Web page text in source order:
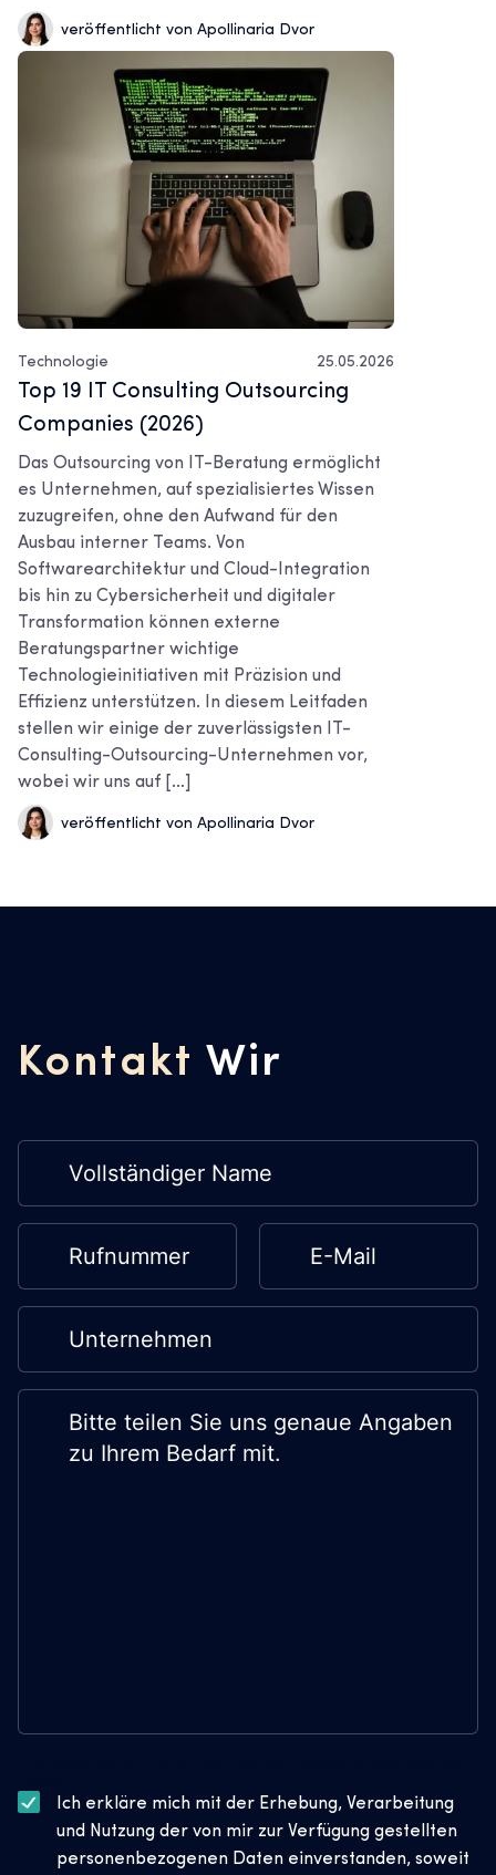
veröffentlicht von Apollinaria Dvor
Technologie 25.05.2026
Top 19 IT Consulting Outsourcing
Companies (2026)
Das Outsourcing von IT-Beratung ermöglicht
es Unternehmen, auf spezialisiertes Wissen
zuzugreifen, ohne den Aufwand für den
Ausbau interner Teams. Von
Softwarearchitektur und Cloud-Integration
bis hin zu Cybersicherheit und digitaler
Transformation können externe
Beratungspartner wichtige
Technologieinitiativen mit Präzision und
Effizienz unterstützen. In diesem Leitfaden
stellen wir einige der zuverlässigsten IT-
Consulting-Outsourcing-Unternehmen vor,
wobei wir uns auf [...]
veröffentlicht von Apollinaria Dvor
Kontakt Wir
Ich erkläre mich mit der Erhebung, Verarbeitung
und Nutzung der von mir zur Verfügung gestellten
personenbezogenen Daten einverstanden, soweit